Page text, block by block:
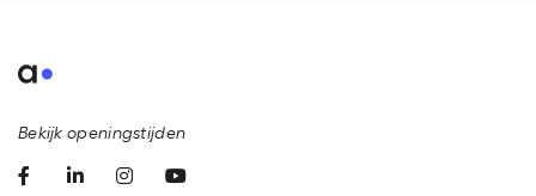
Bekijk openingstijden